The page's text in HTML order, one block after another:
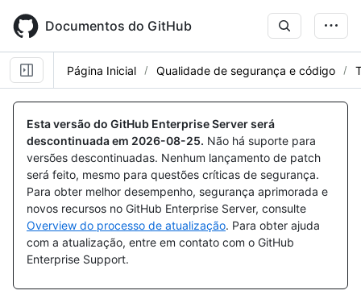
main
content
Documentos do GitHub
Página Inicial Qualidade de segurança e código
Esta versão do GitHub Enterprise Server será
descontinuada em 2026-08-25. Não há suporte para
versões descontinuadas. Nenhum lançamento de patch
será feito, mesmo para questões críticas de segurança.
Para obter melhor desempenho, segurança aprimorada e
novos recursos no GitHub Enterprise Server, consulte
Overview do processo de atualização. Para obter ajuda
com a atualização, entre em contato com o GitHub
Enterprise Support.